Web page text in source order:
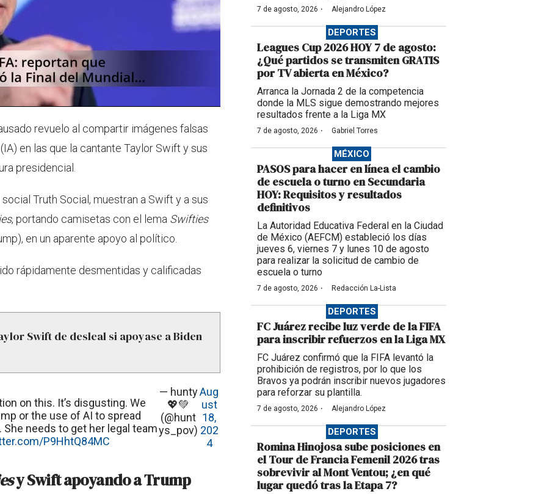
revuelo al compartir imágenes falsas
en las que la cantante Taylor Swift y sus
presidencial.
Truth Social, muestran a Swift y a sus
, portando camisetas con el lema Swifties
en un aparente apoyo al político.
rápidamente desmentidas y calificadas
Swift de desleal si apoyase a Biden
on this. It’s disgusting. We
or the use of AI to spread
needs to get her legal team
P9HhtQ84MC
— hunty
💖💚
(@hunt
ys_pov)
Aug
ust
18,
202
4
y Swift apoyando a Trump
7 de agosto, 2026 · Alejandro López
DEPORTES
Leagues Cup 2026 HOY 7 de agosto:
¿Qué partidos se transmiten GRATIS
por TV abierta en México?
Arranca la Jornada 2 de la competencia
donde la MLS sigue demostrando mejores
resultados frente a la Liga MX
7 de agosto, 2026 · Gabriel Torres
MÉXICO
PASOS para hacer en línea el cambio
de escuela o turno en Secundaria
HOY: Requisitos y resultados
definitivos
La Autoridad Educativa Federal en la Ciudad
de México (AEFCM) estableció los días
jueves 6, viernes 7 y lunes 10 de agosto
para realizar la solicitud de cambio de
escuela o turno
7 de agosto, 2026 · Redacción La-Lista
DEPORTES
FC Juárez recibe luz verde de la FIFA
para inscribir refuerzos en la Liga MX
FC Juárez confirmó que la FIFA levantó la
prohibición de registros, por lo que los
Bravos ya podrán inscribir nuevos jugadores
para reforzar su plantilla.
7 de agosto, 2026 · Alejandro López
DEPORTES
Romina Hinojosa sube posiciones en
el Tour de Francia Femenil 2026 tras
sobrevivir al Mont Ventou; ¿en qué
lugar quedó tras la Etapa 7?